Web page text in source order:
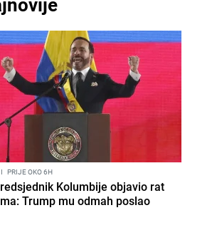
I PRIJE OKO 6H
Kolumbije objavio rat
Trump mu odmah poslao